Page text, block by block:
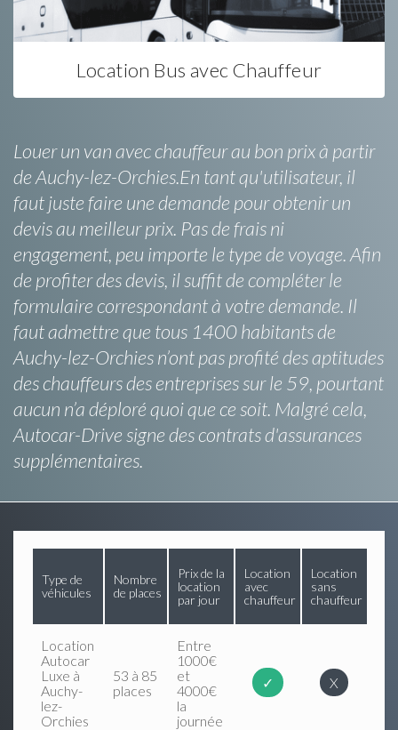
Location Bus avec Chauffeur
Louer un van avec chauffeur au bon prix à partir
de Auchy-lez-Orchies.En tant qu'utilisateur, il
faut juste faire une demande pour obtenir un
devis au meilleur prix. Pas de frais ni
engagement, peu importe le type de voyage. Afin
de profiter des devis, il suffit de compléter le
formulaire correspondant à votre demande. Il
faut admettre que tous 1400 habitants de
Auchy-lez-Orchies n’ont pas profité des aptitudes
des chauffeurs des entreprises sur le 59, pourtant
aucun n’a déploré quoi que ce soit. Malgré cela,
Autocar-Drive signe des contrats d'assurances
supplémentaires.
Type de
véhicules
Nombre
de places
Prix de la
location
par jour
Location
avec
chauffeur
Location
sans
chauffeur
Location
Autocar
Luxe à
Auchy-
lez-
Orchies
53 à 85
places
Entre
1000€
et
4000€
la
journée
✓ X